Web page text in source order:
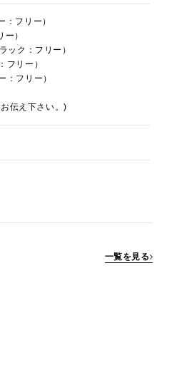
：フリー）
ー）
ック：フリー）
フリー）
：フリー）
伝え下さい。)
一覧を見る